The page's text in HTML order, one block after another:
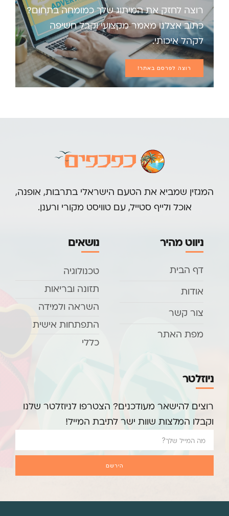
רוצה לחזק את המיתוג שלך כמומחה בתחום?
כתוב אצלנו מאמר מקצועי וקבל חשיפה
לקהל איכותי.
רוצה לפרסם באתר!
המגזין שמביא את הטעם הישראלי בתרבות, אופנה,
אוכל ולייף סטייל, עם טוויסט מקורי ורענן.
ניווט מהיר
דף הבית
אודות
צור קשר
מפת האתר
נושאים
טכנולוגיה
תזונה ובריאות
השראה ולמידה
התפתחות אישית
כללי
ניוזלטר
רוצים להישאר מעודכנים? הצטרפו לניוזלטר שלנו
וקבלו המלצות שוות ישר לתיבת המייל!
הירשם